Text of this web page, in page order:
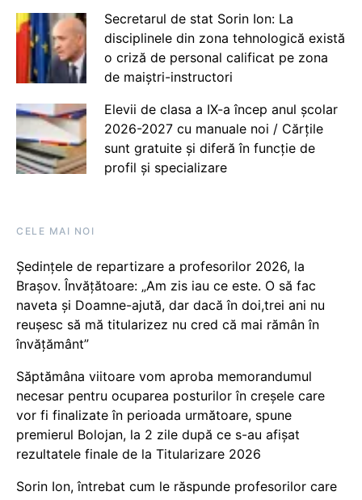
Secretarul de stat Sorin Ion: La
disciplinele din zona tehnologică există
o criză de personal calificat pe zona
de maiștri-instructori
Elevii de clasa a IX-a încep anul școlar
2026-2027 cu manuale noi / Cărțile
sunt gratuite și diferă în funcție de
profil și specializare
CELE MAI NOI
Ședințele de repartizare a profesorilor 2026, la
Brașov. Învățătoare: „Am zis iau ce este. O să fac
naveta și Doamne-ajută, dar dacă în doi,trei ani nu
reușesc să mă titularizez nu cred că mai rămân în
învățământ”
Săptămâna viitoare vom aproba memorandumul
necesar pentru ocuparea posturilor în creșele care
vor fi finalizate în perioada următoare, spune
premierul Bolojan, la 2 zile după ce s-au afișat
rezultatele finale de la Titularizare 2026
Sorin Ion, întrebat cum le răspunde profesorilor care